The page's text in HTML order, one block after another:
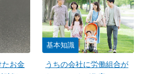
お金
基本知識
うちの会社に労働組合が